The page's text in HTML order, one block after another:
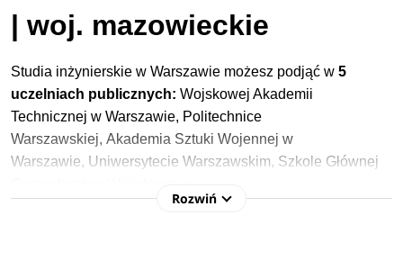
| woj. mazowieckie
Studia inżynierskie w Warszawie możesz podjąć w5
uczelniach publicznych: Wojskowej Akademii
Technicznej w Warszawie, Politechnice
Warszawskiej, Akademia Sztuki Wojennej w
Warszawie, Uniwersytecie Warszawskim, Szkole Głównej
niepublicznych (prywatnych) szkołach
Rozwiń